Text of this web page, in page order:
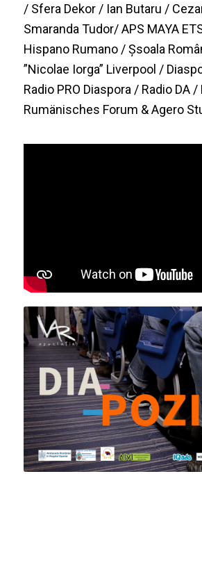
/ Sfera Dekor / Ian Butaru /
Smaranda Tudor/ APS MAYA
Hispano Rumano / Șsoala
”Nicolae Iorga” Liverpool /
Radio PRO Diaspora / Radio DA
Rumänisches Forum & Agero